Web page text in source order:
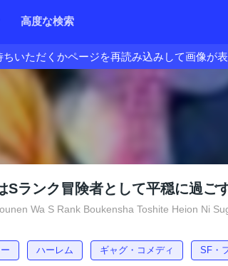
高度な検索
いただくかページを再読み込みして画像が
Sランク冒険者として平穏に過ご
Wa S Rank Boukensha Toshite Heion Ni
ハーレム ギャグ・コメディ SF・